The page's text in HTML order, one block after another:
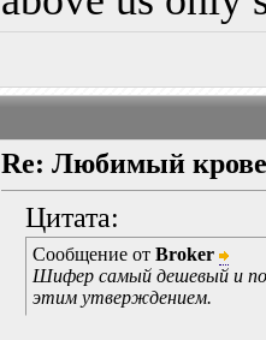
Re: Любимый
Цитата:
Сообщение от Broker
Шифер самый дешевый и
этим утверждением.